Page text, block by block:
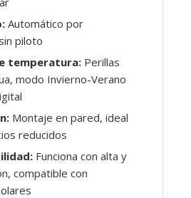
Automático por
piloto
temperatura: Perillas
modo Invierno-Verano
Montaje en pared, ideal
reducidos
Funciona con alta y
compatible con